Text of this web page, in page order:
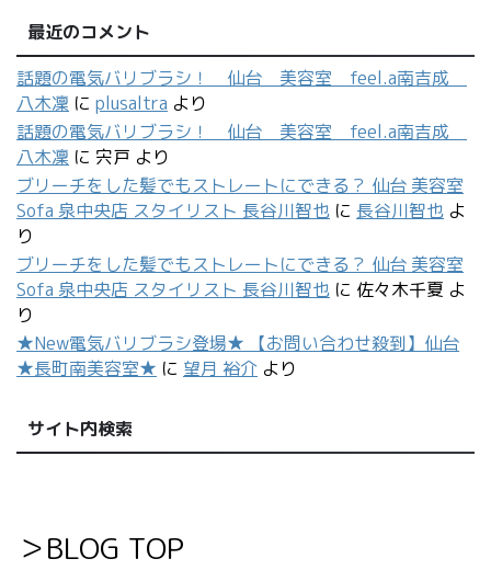
最近のコメント
話題の電気バリブラシ！ 仙台 美容室 feel.a南吉成
八木凜 に plusaltra より
話題の電気バリブラシ！ 仙台 美容室 feel.a南吉成
八木凜 に 宍戸 より
ブリーチをした髪でもストレートにできる？ 仙台 美容室
Sofa 泉中央店 スタイリスト 長谷川智也 に 長谷川智也 よ
り
ブリーチをした髪でもストレートにできる？ 仙台 美容室
Sofa 泉中央店 スタイリスト 長谷川智也 に 佐々木千夏 よ
り
★New電気バリブラシ登場★ 【お問い合わせ殺到】仙台
★長町南美容室★ に 望月 裕介 より
サイト内検索
＞BLOG TOP